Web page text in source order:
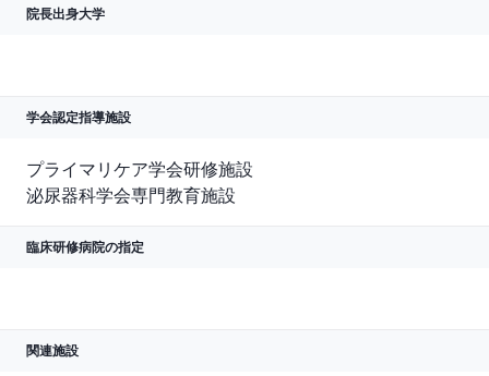
院長出身大学
学会認定指導施設
プライマリケア学会研修施設
泌尿器科学会専門教育施設
臨床研修病院の指定
関連施設